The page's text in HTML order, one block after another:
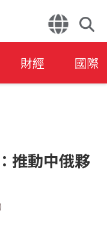
財經 國際
推動中俄夥